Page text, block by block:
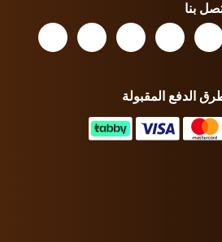
بنا
الدفع المقبولة